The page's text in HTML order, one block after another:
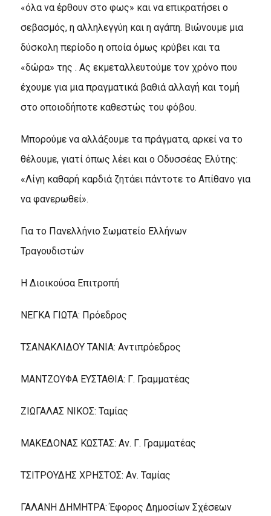
«όλα να έρθουν στο φως» και να επικρατήσει ο
σεβασμός, η αλληλεγγύη και η αγάπη. Βιώνουμε μια
δύσκολη περίοδο η οποία όμως κρύβει και τα
«δώρα» της . Ας εκμεταλλευτούμε τον χρόνο που
έχουμε για μια πραγματικά βαθιά αλλαγή και τομή
στο οποιοδήποτε καθεστώς του φόβου.
Μπορούμε να αλλάξουμε τα πράγματα, αρκεί να το
θέλουμε, γιατί όπως λέει και ο Οδυσσέας Ελύτης:
«Λίγη καθαρή καρδιά ζητάει πάντοτε το Απίθανο για
να φανερωθεί».
Για το Πανελλήνιο Σωματείο Ελλήνων
Τραγουδιστών
Η Διοικούσα Επιτροπή
ΝΕΓΚΑ ΓΙΩΤΑ: Πρόεδρος
ΤΣΑΝΑΚΛΙΔΟΥ ΤΑΝΙΑ: Αντιπρόεδρος
ΜΑΝΤΖΟΥΦΑ ΕΥΣΤΑΘΙΑ: Γ. Γραμματέας
ΖΙΩΓΑΛΑΣ ΝΙΚΟΣ: Ταμίας
ΜΑΚΕΔΟΝΑΣ ΚΩΣΤΑΣ: Αν. Γ. Γραμματέας
ΤΣΙΤΡΟΥΔΗΣ ΧΡΗΣΤΟΣ: Αν. Ταμίας
ΓΑΛΑΝΗ ΔΗΜΗΤΡΑ: Έφορος Δημοσίων Σχέσεων